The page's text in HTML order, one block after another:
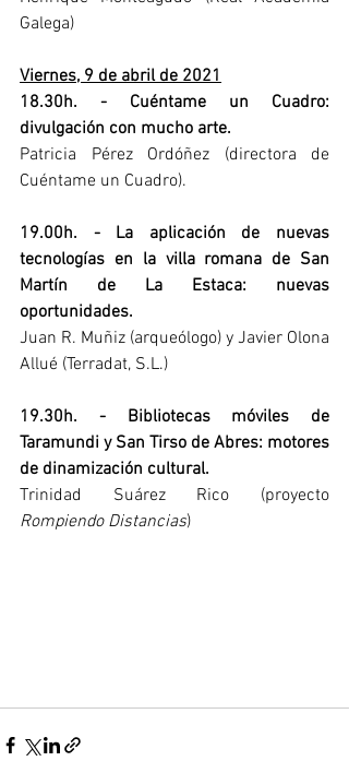
Galega)
Viernes, 9 de abril de 2021
18.30h. - Cuéntame un Cuadro:
divulgación con mucho arte.
Patricia Pérez Ordóñez (directora de
Cuéntame un Cuadro).
19.00h. - La aplicación de nuevas
tecnologías en la villa romana de San
Martín de La Estaca: nuevas
oportunidades.
Juan R. Muñiz (arqueólogo) y Javier Olona
Allué (Terradat, S.L.)
19.30h. - Bibliotecas móviles de
Taramundi y San Tirso de Abres: motores
de dinamización cultural.
Trinidad Suárez Rico (proyecto
Rompiendo Distancias)